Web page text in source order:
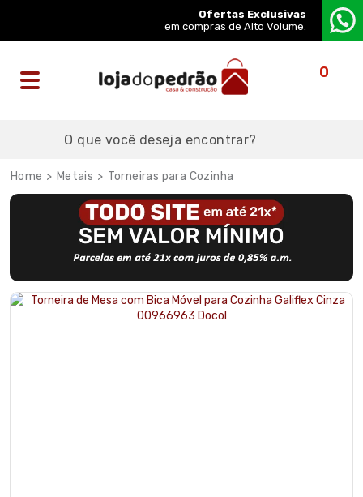
Ofertas Exclusivas
em compras de Alto Volume.
0
Metais Torneiras para Cozinha